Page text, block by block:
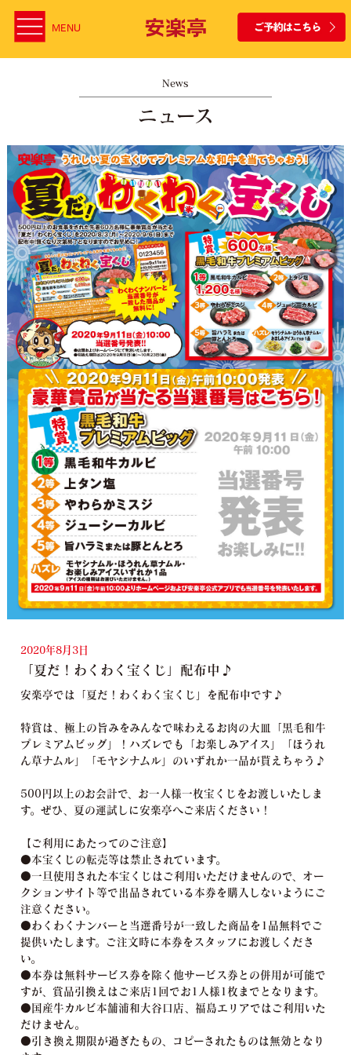
MENU
News
ニュース
2020年8月3日
「夏だ！わくわく宝くじ」配布中♪
安楽亭では「夏だ！わくわく宝くじ」を配布中です♪
特賞は、極上の旨みをみんなで味わえるお肉の大皿「黒毛和牛
プレミアムビッグ」！ハズレでも「お楽しみアイス」「ほうれ
ん草ナムル」「モヤシナムル」のいずれか一品が貰えちゃう♪
500円以上のお会計で、お一人様一枚宝くじをお渡しいたしま
す。ぜひ、夏の運試しに安楽亭へご来店ください！
【ご利用にあたってのご注意】
●本宝くじの転売等は禁止されています。
●一旦使用された本宝くじはご利用いただけませんので、オー
クションサイト等で出品されている本券を購入しないようにご
注意ください。
●わくわくナンバーと当選番号が一致した商品を1品無料でご
提供いたします。ご注文時に本券をスタッフにお渡しくださ
い。
●本券は無料サービス券を除く他サービス券との併用が可能で
すが、賞品引換えはご来店1回でお1人様1枚までとなります。
●国産牛カルビ本舗浦和大谷口店、福島エリアではご利用いた
だけません。
●引き換え期限が過ぎたもの、コピーされたものは無効となり